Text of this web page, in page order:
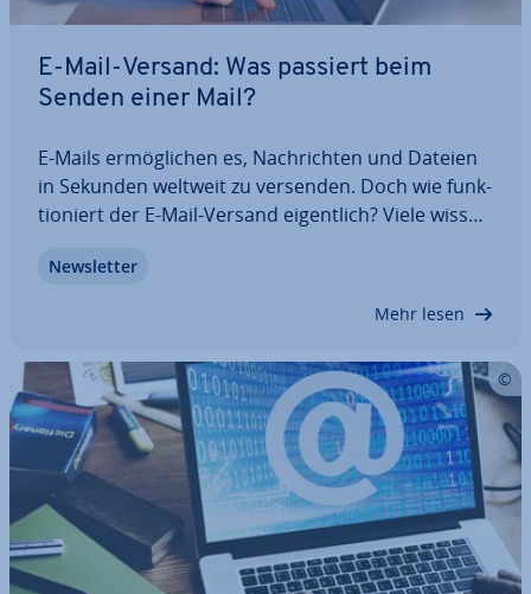
E-Mail-Versand: Was passiert beim
Senden einer Mail?
E-Mails er­mög­li­chen es, Nach­rich­ten und Dateien
in Sekunden weltweit zu versenden. Doch wie funk­
tio­niert der E-Mail-Versand ei­gent­lich? Viele wissen
E-Mail ablaufen. Zwischen dem Absenden und der
News­let­ter
Mehr lesen